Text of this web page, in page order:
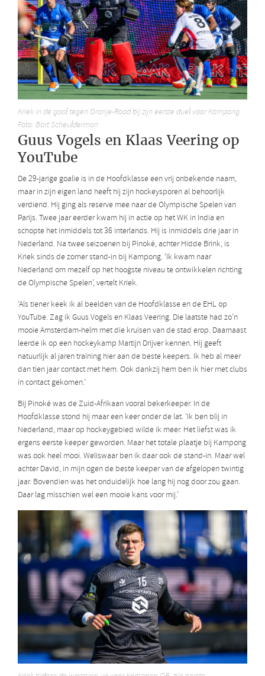
Kriek in de goal tegen Oranje-Rood bij zijn eerste duel voor Kampong.
Foto: Bart Scheulderman
Guus Vogels en Klaas Veering op
YouTube
De 29-jarige goalie is in de Hoofdklasse een vrij onbekende naam,
maar in zijn eigen land heeft hij zijn hockeysporen al behoorlijk
verdiend. Hij ging als reserve mee naar de Olympische Spelen van
Parijs. Twee jaar eerder kwam hij in actie op het WK in India en
schopte het inmiddels tot 36 interlands. Hij is inmiddels drie jaar in
Nederland. Na twee seizoenen bij Pinoké, achter Hidde Brink, is
Kriek sinds de zomer stand-in bij Kampong. ‘Ik kwam naar
Nederland om mezelf op het hoogste niveau te ontwikkelen richting
de Olympische Spelen’, vertelt Kriek.
‘Als tiener keek ik al beelden van de Hoofdklasse en de EHL op
YouTube. Zag ik Guus Vogels en Klaas Veering. Die laatste had zo’n
mooie Amsterdam-helm met die kruisen van de stad erop. Daarnaast
leerde ik op een hockeykamp Martijn Drijver kennen. Hij geeft
natuurlijk al jaren training hier aan de beste keepers. Ik heb al meer
dan tien jaar contact met hem. Ook dankzij hem ben ik hier met clubs
in contact gekomen.’
Bij Pinoké was de Zuid-Afrikaan vooral bekerkeeper. In de
Hoofdklasse stond hij maar een keer onder de lat. ‘Ik ben blij in
Nederland, maar op hockeygebied wilde ik meer. Het liefst was ik
ergens eerste keeper geworden. Maar het totale plaatje bij Kampong
was ook heel mooi. Weliswaar ben ik daar ook de stand-in. Maar wel
achter David, in mijn ogen de beste keeper van de afgelopen twintig
jaar. Bovendien was het onduidelijk hoe lang hij nog door zou gaan.
Daar lag misschien wel een mooie kans voor mij.’